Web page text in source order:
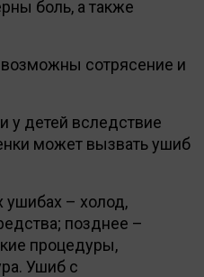
боль, а также
сотрясение и
у детей вследствие
может вызвать ушиб
ушибах – холод,
позднее –
процедуры,
Ушиб с